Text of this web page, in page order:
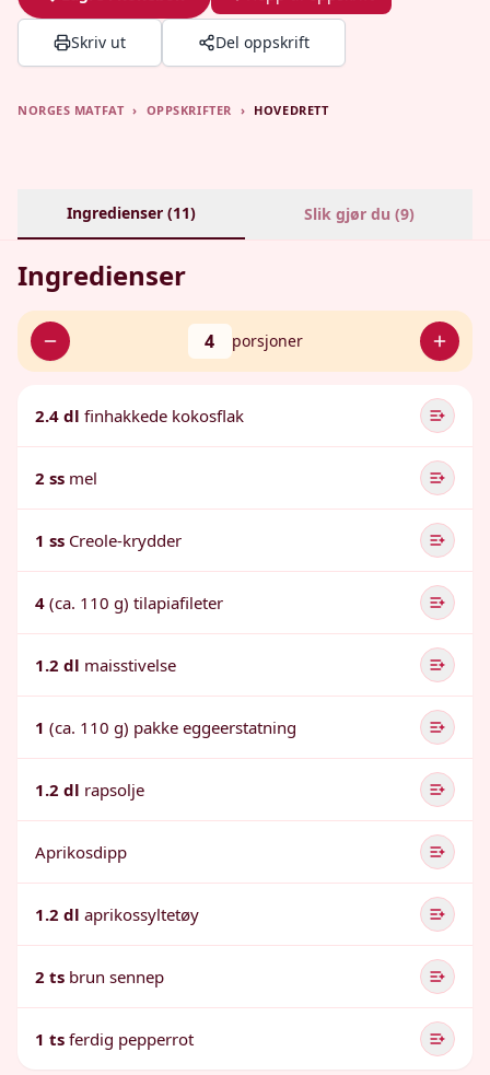
Skriv ut Del oppskrift
NORGES MATFAT › OPPSKRIFTER › HOVEDRETT
Ingredienser (11) Slik gjør du (9)
Ingredienser
4 porsjoner
2.4 dl finhakkede kokosflak
2 ss mel
1 ss Creole-krydder
4 (ca. 110 g) tilapiafileter
1.2 dl maisstivelse
1 (ca. 110 g) pakke eggeerstatning
1.2 dl rapsolje
Aprikosdipp
1.2 dl aprikossyltetøy
2 ts brun sennep
1 ts ferdig pepperrot